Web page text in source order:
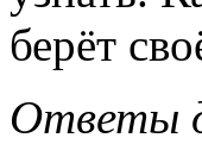
берёт
Ответы